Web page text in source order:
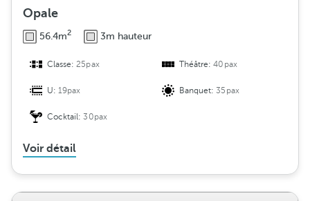
Opale
56.4m2 3m hauteur
Classe:25pax Théâtre:40pax
U:19pax Banquet:35pax
Cocktail:30pax
Voir détail